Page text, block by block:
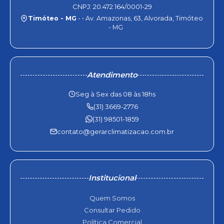
CNPJ: 20.472.164/0001-29
Timóteo - MG - • Av. Amazonas, 63, Alvorada, Timóteo
- MG
Atendimento
Seg à Sex das 08 às 18hs
(31) 3669-2776
(31) 98501-1859
contato@gerarclimatizacao.com.br
Institucional
Quem Somos
Consultar Pedido
Política Comercial